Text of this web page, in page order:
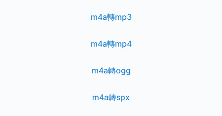
m4a轉mp3
m4a轉mp4
m4a轉ogg
m4a轉spx